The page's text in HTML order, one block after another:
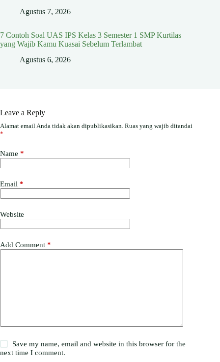
Agustus 7, 2026
7 Contoh Soal UAS IPS Kelas 3 Semester 1 SMP Kurtilas
yang Wajib Kamu Kuasai Sebelum Terlambat
Agustus 6, 2026
Leave a Reply
Alamat email Anda tidak akan dipublikasikan. Ruas yang wajib ditandai
*
Name *
Email *
Website
Add Comment *
Save my name, email and website in this browser for the
next time I comment.